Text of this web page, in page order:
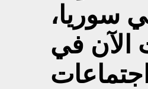
سوريا،
الآن في